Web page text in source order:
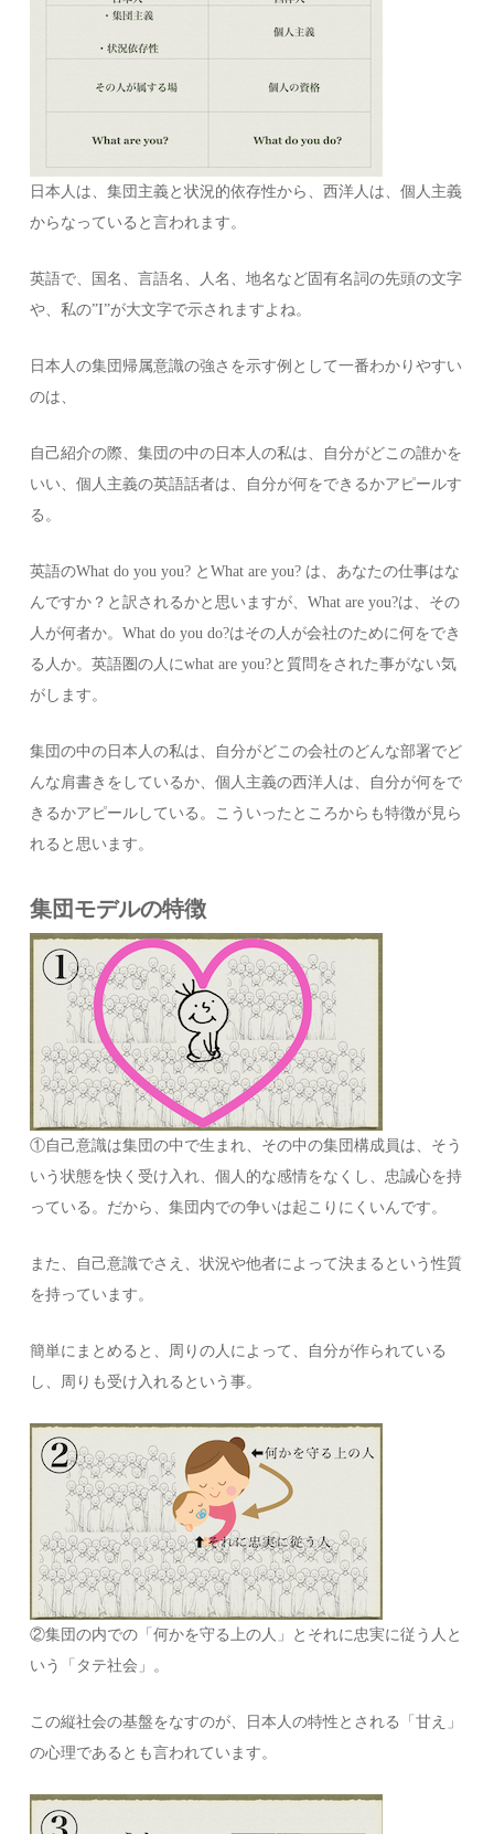
日本人は、集団主義と状況的依存性から、西洋人は、個人主義
からなっていると言われます。
英語で、国名、言語名、人名、地名など固有名詞の先頭の文字
や、私の”I”が大文字で示されますよね。
日本人の集団帰属意識の強さを示す例として一番わかりやすい
のは、
自己紹介の際、集団の中の日本人の私は、自分がどこの誰かを
いい、個人主義の英語話者は、自分が何をできるかアピールす
る。
英語のWhat do you you? とWhat are you? は、あなたの仕事はな
んですか？と訳されるかと思いますが、What are you?は、その
人が何者か。What do you do?はその人が会社のために何をでき
る人か。英語圏の人にwhat are you?と質問をされた事がない気
がします。
集団の中の日本人の私は、自分がどこの会社のどんな部署でど
んな肩書きをしているか、個人主義の西洋人は、自分が何をで
きるかアピールしている。こういったところからも特徴が見ら
れると思います。
集団モデルの特徴
①自己意識は集団の中で生まれ、その中の集団構成員は、そう
いう状態を快く受け入れ、個人的な感情をなくし、忠誠心を持
っている。だから、集団内での争いは起こりにくいんです。
また、自己意識でさえ、状況や他者によって決まるという性質
を持っています。
簡単にまとめると、周りの人によって、自分が作られている
し、周りも受け入れるという事。
②集団の内での「何かを守る上の人」とそれに忠実に従う人と
いう「タテ社会」。
この縦社会の基盤をなすのが、日本人の特性とされる「甘え」
の心理であるとも言われています。